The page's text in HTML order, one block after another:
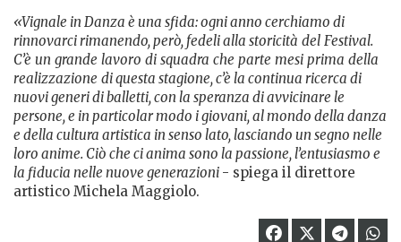
«Vignale in Danza è una sfida: ogni anno cerchiamo di
rinnovarci rimanendo, però, fedeli alla storicità del Festival.
C’è un grande lavoro di squadra che parte mesi prima della
realizzazione di questa stagione, c’è la continua ricerca di
nuovi generi di balletti, con la speranza di avvicinare le
persone, e in particolar modo i giovani, al mondo della danza
e della cultura artistica in senso lato, lasciando un segno nelle
loro anime. Ciò che ci anima sono la passione, l’entusiasmo e
la fiducia nelle nuove generazioni - spiega il direttore
artistico Michela Maggiolo.